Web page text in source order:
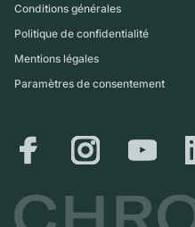
Conditions générales
Politique de confidentialité
Mentions légales
Paramètres de consentement